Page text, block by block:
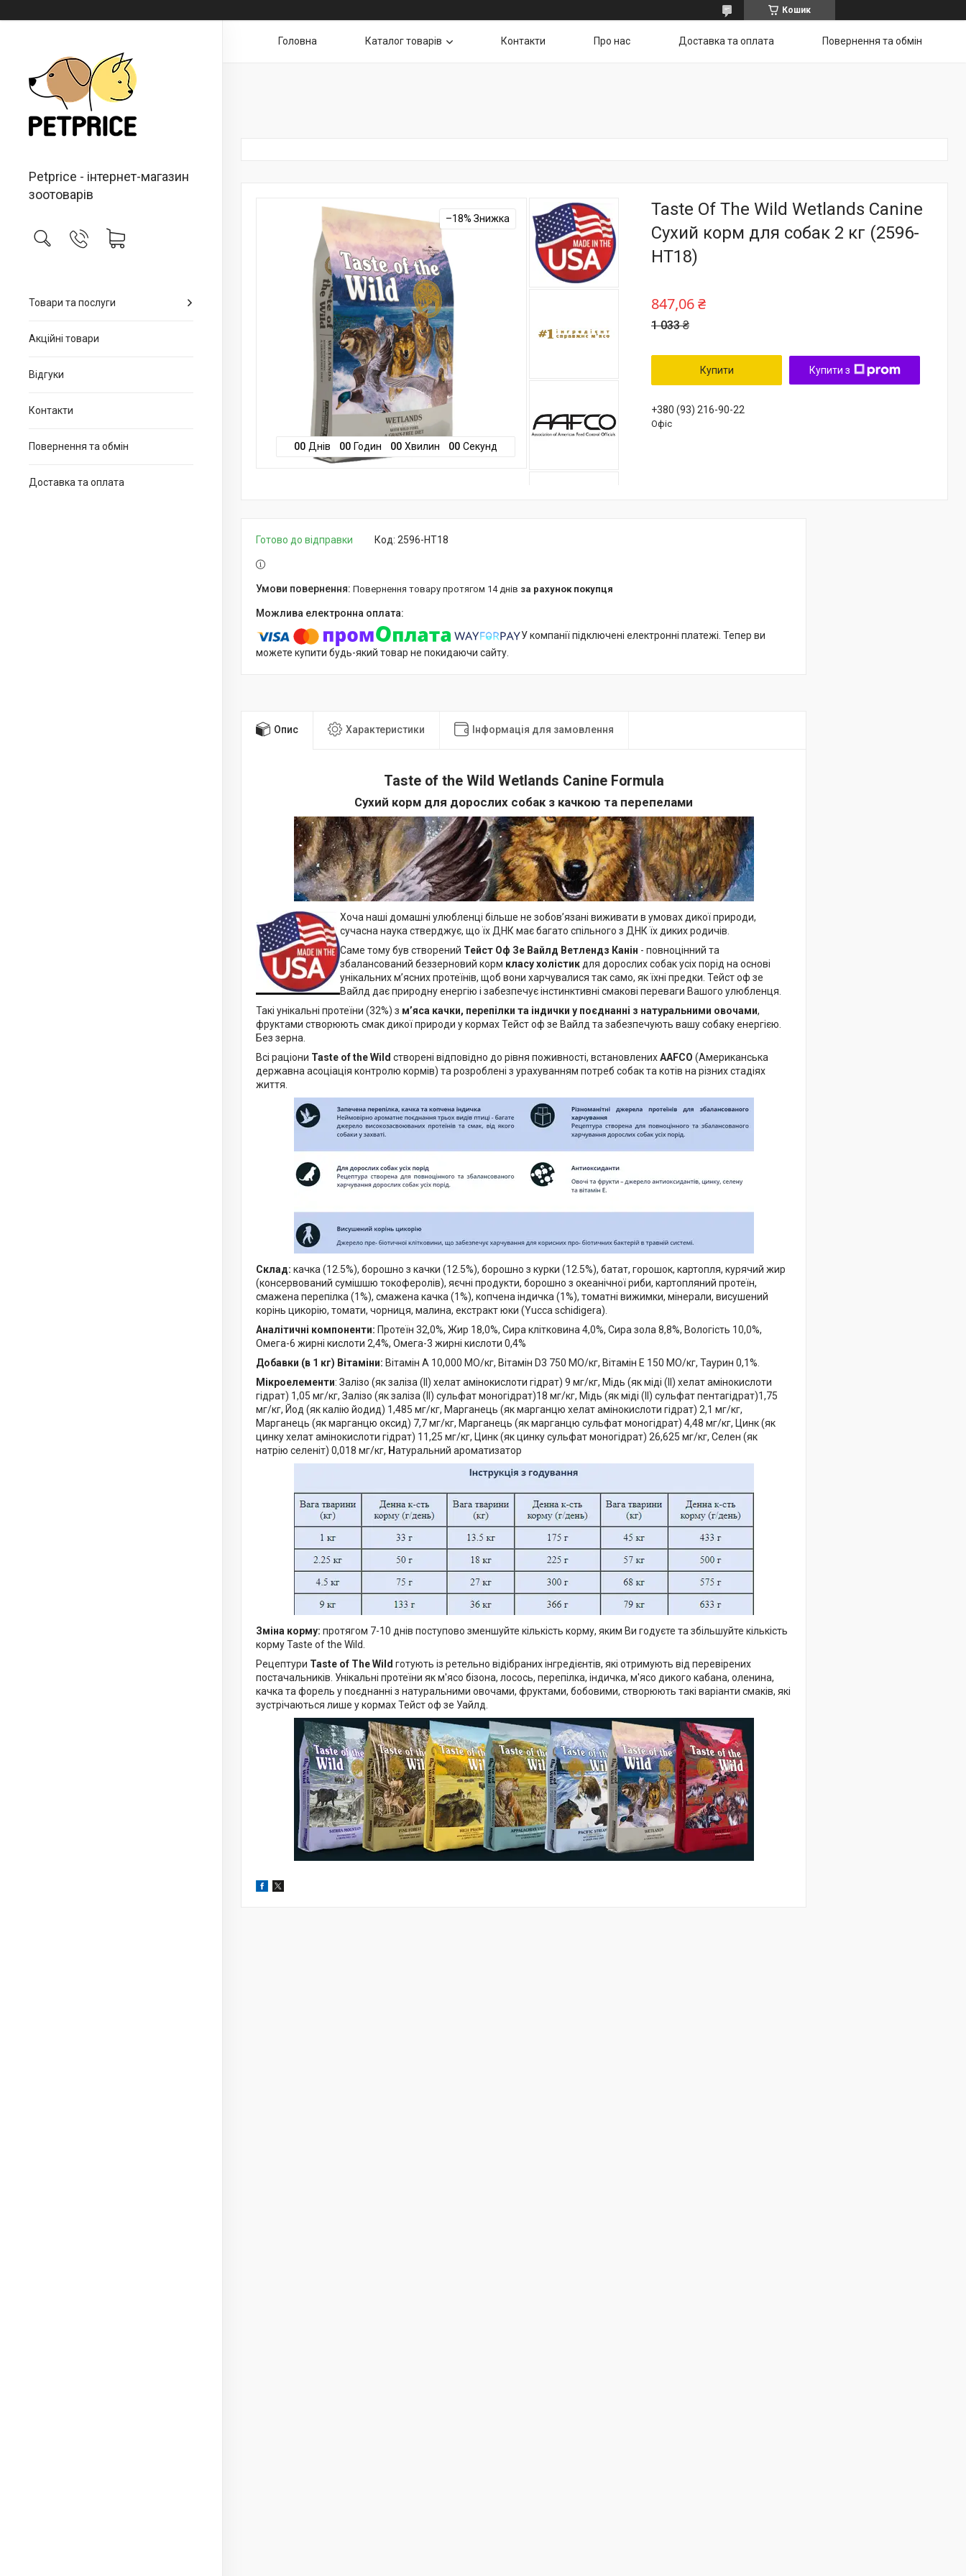
Кошик
Petprice - інтернет-магазин
зоотоварів
Товари та послуги
Акційні товари
Відгуки
Контакти
Повернення та обмін
Доставка та оплата
Головна Каталог товарів Контакти Про нас Доставка та оплата Повернення та обмін
–18%
00 Днів 00 Годин 00 Хвилин 00 Секунд
Taste Of The Wild Wetlands Canine
Сухий корм для собак 2 кг (2596-
HT18)
1 033 ₴
847,06 ₴
Купити Купити з
+380 (93) 216-90-22
Офіс
Готово до відправки Код: 2596-HT18
повернення товару протягом 14 днів за рахунок покупця
У компанії підключені електронні платежі. Тепер ви
можете купити будь-який товар не покидаючи сайту.
Опис Характеристики Інформація для замовлення
Taste of the Wild Wetlands Canine Formula
Сухий корм для дорослих собак з качкою та перепелами
Хоча наші домашні улюбленці більше не зобов’язані виживати в умовах дикої природи,
сучасна наука стверджує, що їх ДНК має багато спільного з ДНК їх диких родичів.
Саме тому був створений Тейст Оф Зе Вайлд Ветлендз Канін - повноцінний та
збалансований беззерновий корм класу холістик для дорослих собак усіх порід на основі
унікальних м’ясних протеїнів, щоб вони харчувалися так само, як їхні предки. Тейст оф зе
Вайлд дає природну енергію і забезпечує інстинктивні смакові переваги Вашого улюбленця.
Такі унікальні протеїни (32%) з м’яса качки, перепілки та індички у поєднанні з натуральними овочами,
фруктами створюють смак дикої природи у кормах Тейст оф зе Вайлд та забезпечують вашу собаку енергією.
Без зерна.
Всі раціони Taste of the Wild створені відповідно до рівня поживності, встановленихAAFCO (Американська
державна асоціація контролю кормів) та розроблені з урахуванням потреб собак та котів на різних стадіях
життя.
Склад: качка (12.5%), борошно з качки (12.5%), борошно з курки (12.5%), батат, горошок, картопля, курячий жир
(консервований сумішшю токоферолів), яєчні продукти, борошно з океанічної риби, картопляний протеїн,
смажена перепілка (1%), смажена качка (1%), копчена індичка (1%), томатні вижимки, мінерали, висушений
корінь цикорію, томати, чорниця, малина, екстракт юки (Yucca schidigera).
Аналітичні компоненти: Протеїн 32,0%, Жир 18,0%, Сира клітковина 4,0%, Сира зола 8,8%, Вологість 10,0%,
Омега-6 жирні кислоти 2,4%, Омега-3 жирні кислоти 0,4%
Добавки (в 1 кг) Вітаміни: Вітамін A 10,000 МО/кг, Вітамін D3 750 МО/кг, Вітамін E 150 МО/кг, Таурин 0,1%.
Мікроелементи: Залізо (як заліза (II) хелат амінокислоти гідрат) 9 мг/кг, Мідь (як міді (II) хелат амінокислоти
гідрат) 1,05 мг/кг, Залізо (як заліза (ІІ) сульфат моногідрат)18 мг/кг, Мідь (як міді (ІІ) сульфат пентагідрат)1,75
мг/кг, Йод (як калію йодид) 1,485 мг/кг, Марганець (як марганцю хелат амінокислоти гідрат) 2,1 мг/кг,
Марганець (як марганцю оксид) 7,7 мг/кг, Марганець (як марганцю сульфат моногідрат) 4,48 мг/кг, Цинк (як
цинку хелат амінокислоти гідрат) 11,25 мг/кг, Цинк (як цинку сульфат моногідрат) 26,625 мг/кг, Селен (як
натрію селеніт) 0,018 мг/кг, Натуральний ароматизатор
Зміна корму: протягом 7-10 днів поступово зменшуйте кількість корму, яким Ви годуєте та збільшуйте кількість
корму Taste of the Wild.
Рецептури Taste of The Wild готують із ретельно відібраних інгредієнтів, які отримують від перевірених
постачальників. Унікальні протеїни як м'ясо бізона, лосось, перепілка, індичка, м'ясо дикого кабана, оленина,
качка та форель у поєднанні з натуральними овочами, фруктами, бобовими, створюють такі варіанти смаків, які
зустрічаються лише у кормах Тейст оф зе Уайлд.